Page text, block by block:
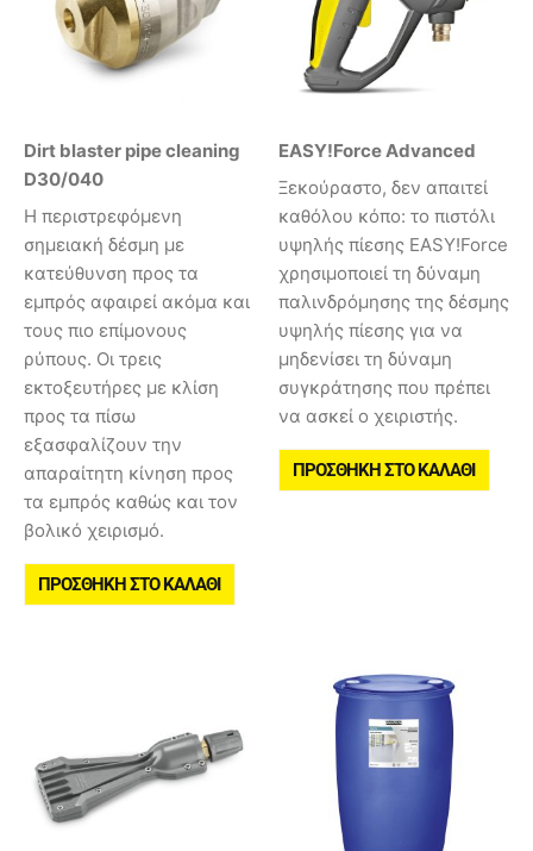
Dirt blaster pipe cleaning
D30/040
Η περιστρεφόμενη
σημειακή δέσμη με
κατεύθυνση προς τα
εμπρός αφαιρεί ακόμα και
τους πιο επίμονους
ρύπους. Οι τρεις
εκτοξευτήρες με κλίση
προς τα πίσω
εξασφαλίζουν την
απαραίτητη κίνηση προς
τα εμπρός καθώς και τον
βολικό χειρισμό.
ΠΡΟΣΘΉΚΗ ΣΤΟ ΚΑΛΆΘΙ
EASY!Force Advanced
Ξεκούραστο, δεν απαιτεί
καθόλου κόπο: το πιστόλι
υψηλής πίεσης EASY!Force
χρησιμοποιεί τη δύναμη
παλινδρόμησης της δέσμης
υψηλής πίεσης για να
μηδενίσει τη δύναμη
συγκράτησης που πρέπει
να ασκεί ο χειριστής.
ΠΡΟΣΘΉΚΗ ΣΤΟ ΚΑΛΆΘΙ